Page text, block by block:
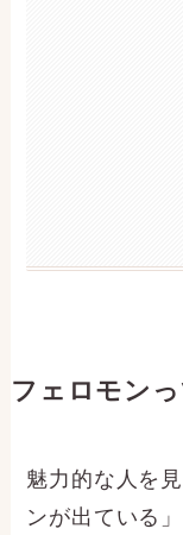
フェロモン
魅力的な人を
ンが出ている